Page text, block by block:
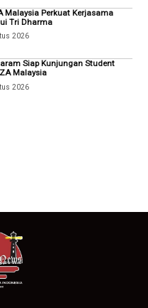
Malaysia Perkuat Kerjasama
Tri Dharma
2026
Siap Kunjungan Student
Malaysia
2026